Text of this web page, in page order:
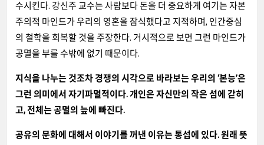
수시킨다. 강신주 교수는 사람보다 돈을 더 중요하게 여기는 자본
주의적 마인드가 우리의 영혼을 잠식했다고 지적하며, 인간중심
의 철학을 회복할 것을 주장한다. 거시적으로 보면 그런 마인드가
공멸을 부를 수밖에 없기 때문이다.
지식을 나누는 것조차 경쟁의 시각으로 바라보는 우리의 ‘본능’은
그런 의미에서 자기파멸적이다. 개인은 자신만의 작은 섬에 갇히
고, 전체는 공멸의 늪에 빠진다.
공유의 문화에 대해서 이야기를 꺼낸 이유는 통섭에 있다. 원래 뜻